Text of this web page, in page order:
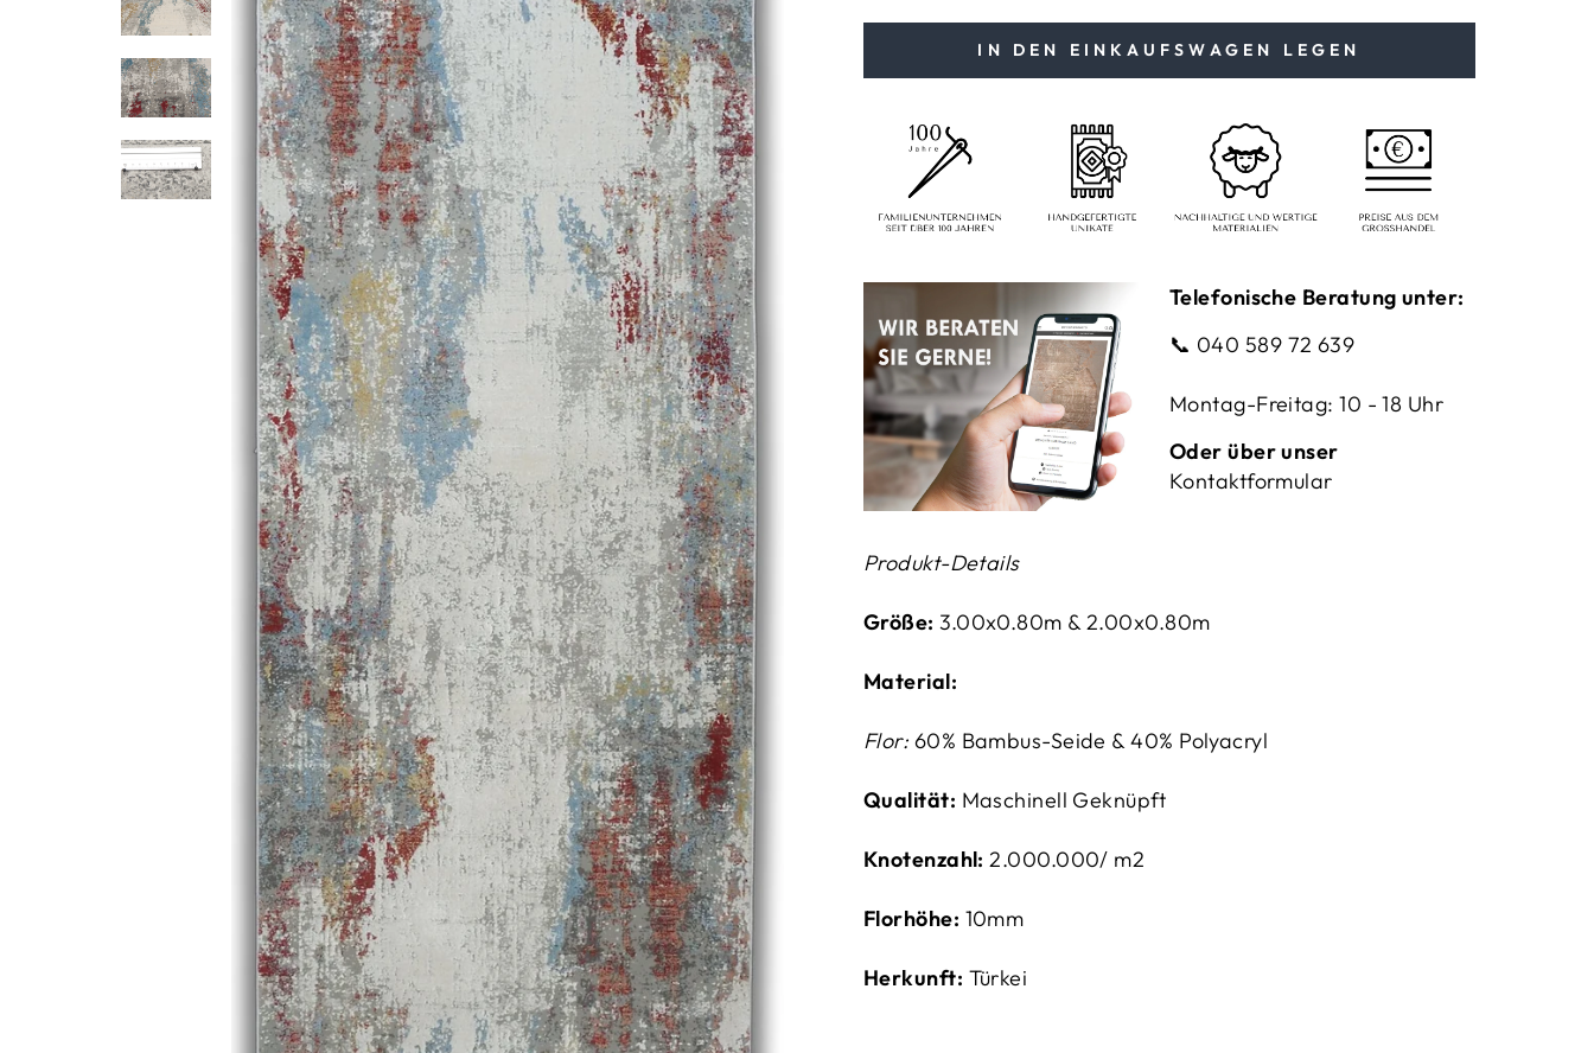
IN DEN EINKAUFSWAGEN LEGEN
Telefonische Beratung unter:
📞 040 589 72 639
Montag-Freitag: 10 - 18 Uhr
Oder über unser
Kontaktformular
Produkt-Details
Größe:3.00x0.80m & 2.00x0.80m
Material:
Flor: 60% Bambus-Seide & 40% Polyacryl
Qualität: Maschinell Geknüpft
Knotenzahl: 2.000.000/ m2
Florhöhe: 10mm
Herkunft: Türkei